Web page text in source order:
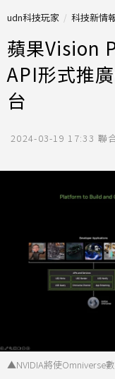
udn科技玩家 科技新情
蘋果Vision
API形式推
台
2024-03-19 17:33 聯
▲NVIDIA將使Omniverse